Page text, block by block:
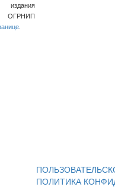
издания
ОГРНИП
.
ПОЛИТИКА